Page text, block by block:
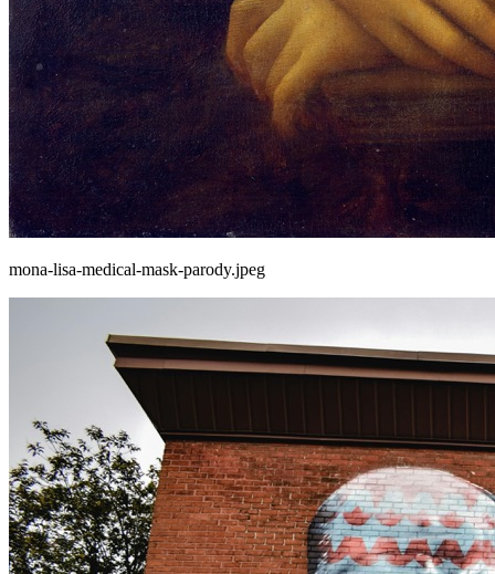
mona-lisa-medical-mask-parody.jpeg